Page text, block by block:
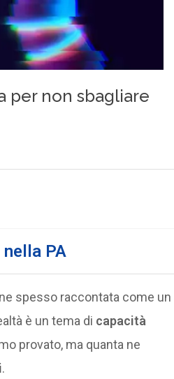
PA
spesso raccontata come un
è un tema di capacità
provato, ma quanta ne
.